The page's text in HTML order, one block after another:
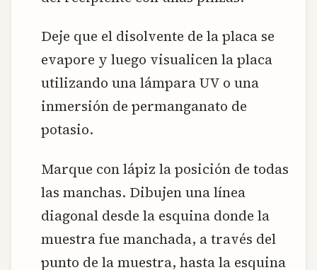
Deje que el disolvente de la placa se
evapore y luego visualicen la placa
utilizando una lámpara UV o una
inmersión de permanganato de
potasio.
Marque con lápiz la posición de todas
las manchas. Dibujen una línea
diagonal desde la esquina donde la
muestra fue manchada, a través del
punto de la muestra, hasta la esquina